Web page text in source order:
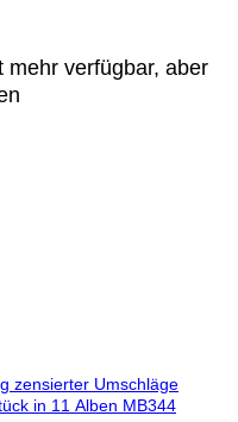
mehr verfügbar, aber
in 11 Alben MB344